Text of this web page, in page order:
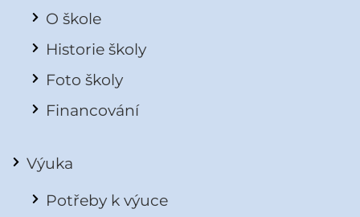
O škole
Historie školy
Foto školy
Financování
Výuka
Potřeby k výuce